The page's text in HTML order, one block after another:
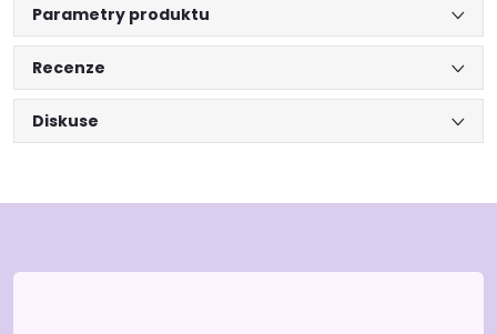
Parametry produktu
Recenze
Diskuse
á